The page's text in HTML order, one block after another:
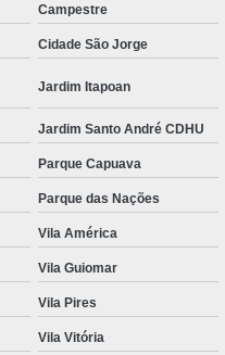
Campestre
Cidade São Jorge
Jardim Itapoan
Jardim Santo André CDHU
Parque Capuava
Parque das Nações
Vila América
Vila Guiomar
Vila Pires
Vila Vitória